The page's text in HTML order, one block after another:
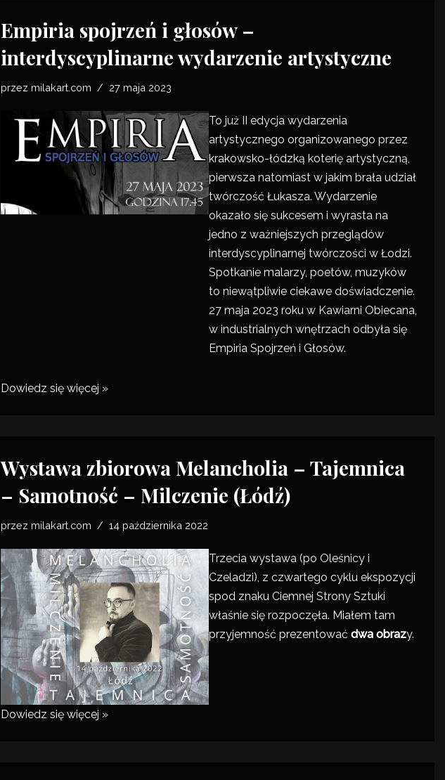
Empiria spojrzeń i głosów –
interdyscyplinarne wydarzenie artystyczne
przez milakart.com 27 maja 2023
To już II edycja wydarzenia
artystycznego organizowanego przez
krakowsko-łódzką koterię artystyczną,
pierwsza natomiast w jakim brała udział
twórczość Łukasza. Wydarzenie
okazało się sukcesem i wyrasta na
jedno z ważniejszych przeglądów
interdyscyplinarnej twórczości w Łodzi.
Spotkanie malarzy, poetów, muzyków
to niewątpliwie ciekawe doświadczenie.
27 maja 2023 roku w Kawiarni Obiecana,
w industrialnych wnętrzach odbyła się
Empiria Spojrzeń i Głosów.
Dowiedz się więcej »
Wystawa zbiorowa Melancholia – Tajemnica
– Samotność – Milczenie (Łódź)
przez milakart.com 14 października 2022
Trzecia wystawa (po Oleśnicy i
Czeladzi), z czwartego cyklu ekspozycji
spod znaku Ciemnej Strony Sztuki
właśnie się rozpoczęła. Miałem tam
przyjemność prezentować dwa obrazy.
Dowiedz się więcej »